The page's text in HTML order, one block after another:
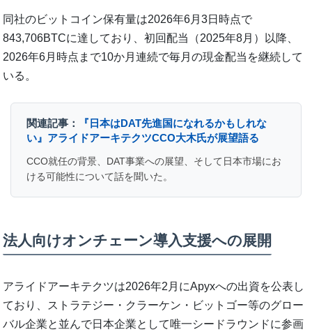
同社のビットコイン保有量は2026年6月3日時点で
843,706BTCに達しており、初回配当（2025年8月）以降、
2026年6月時点まで10か月連続で毎月の現金配当を継続して
いる。
関連記事：
『日本はDAT先進国になれるかもしれな
い』アライドアーキテクツCCO大木氏が展望語る
CCO就任の背景、DAT事業への展望、そして日本市場にお
ける可能性について話を聞いた。
法人向けオンチェーン導入支援への展開
アライドアーキテクツは2026年2月にApyxへの出資を公表し
ており、ストラテジー・クラーケン・ビットゴー等のグロー
バル企業と並んで日本企業として唯一シードラウンドに参画